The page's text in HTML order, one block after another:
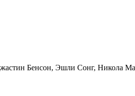
Бенсон, Эшли Сонг, Никола